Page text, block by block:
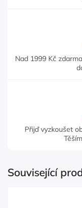
Nad 1999 Kč
Přijď vyzkoušet
Související